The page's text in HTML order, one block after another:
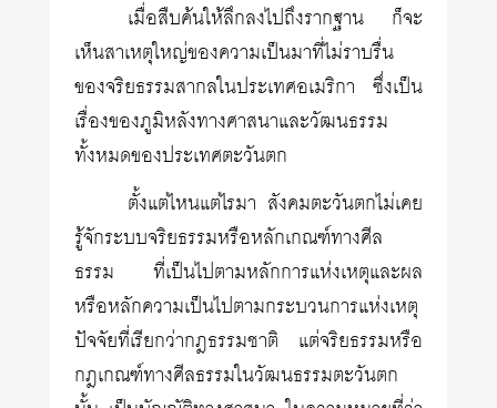
เมื่อสืบค้นให้ลึกลงไปถึงรากฐาน ก็จะ
เห็นสาเหตุใหญ่ของความเป็นมาที่ไม่ราบรื่น
ของจริยธรรมสากลในประเทศอเมริกา ซึ่งเป็น
เรื่องของภูมิหลังทางศาสนาและวัฒนธรรม
ทั้งหมดของประเทศตะวันตก
ตั้งแต่ไหนแต่ไรมา สังคมตะวันตกไม่เคย
รู้จักระบบจริยธรรมหรือหลักเกณฑ์ทางศีล
ธรรม ที่เป็นไปตามหลักการแห่งเหตุและผล
หรือหลักความเป็นไปตามกระบวนการแห่งเหตุ
ปัจจัยที่เรียกว่ากฎธรรมชาติ แต่จริยธรรมหรือ
กฎเกณฑ์ทางศีลธรรมในวัฒนธรรมตะวันตก